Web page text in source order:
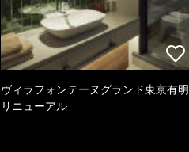
ヴィラフォンテーヌグランド東京有明
リニューアル